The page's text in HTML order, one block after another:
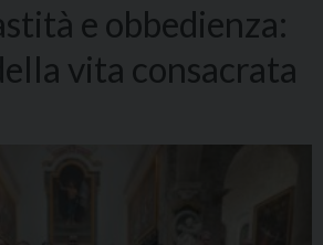
e obbedienza:
vita consacrata